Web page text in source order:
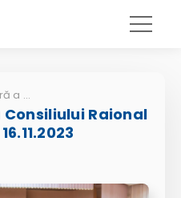
Ședința ordinară a Consiliului Raional al Elevilor Ialoveni, 16.11.2023
Raional